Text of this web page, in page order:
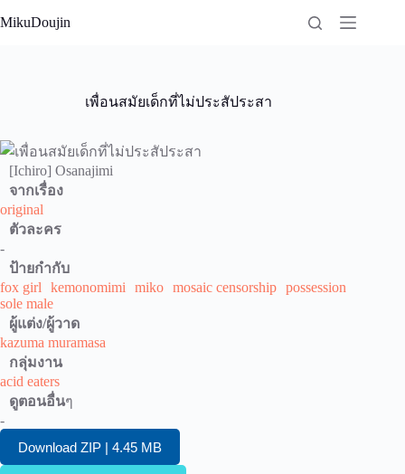
to
MikuDoujin
เพื่อนสมัยเด็กที่ไม่ประสัประสา
[Ichiro] Osanajimi
จากเรื่อง
original
ตัวละคร
-
ป้ายกำกับ
fox girl
kemonomimi miko mosaic censorship possession
sole male
ผู้แต่ง/ผู้วาด
kazuma muramasa
กลุ่มงาน
acid eaters
ดูตอนอื่นๆ
-
Download ZIP | 4.45 MB